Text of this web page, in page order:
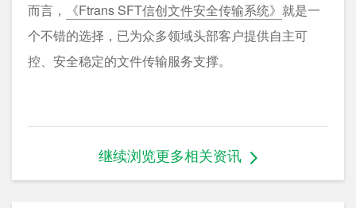
而言，
《Ftrans SFT信创文件安全传输系统》 就是一
个不错的选择，已为众多领域头部客户提供自主可
控、安全稳定的文件传输服务支撑。
继续浏览更多相关资讯